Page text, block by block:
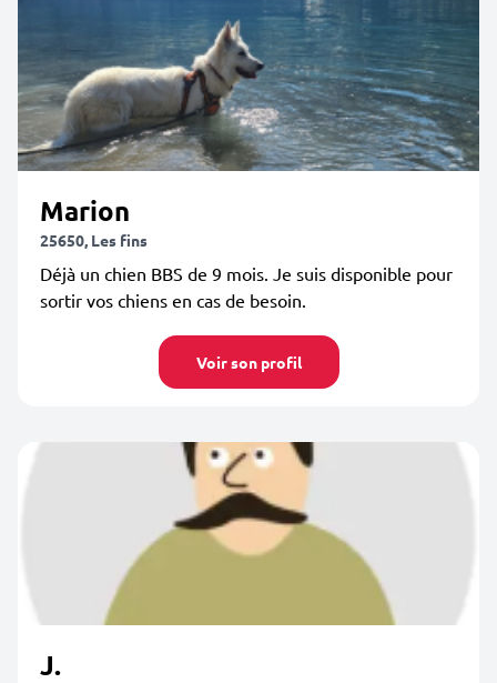
Marion
25650, Les fins
Déjà un chien BBS de 9 mois. Je suis disponible pour
sortir vos chiens en cas de besoin.
Voir son profil
J.